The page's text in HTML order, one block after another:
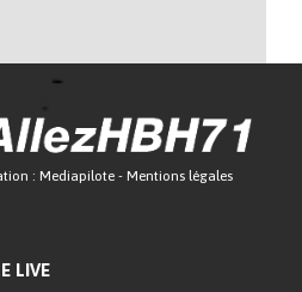
: Mediapilote - Mentions légales
LIVE